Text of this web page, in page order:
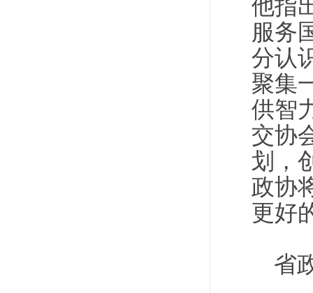
他指
服务
分认
聚集
供智
交协
划，
政协
更好
省